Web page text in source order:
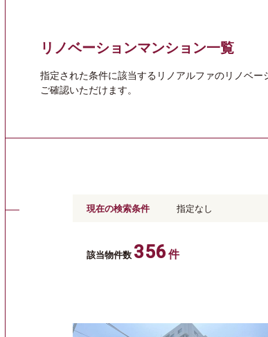
リノベーションマンション一覧
指定された条件に該当するリノアルファのリノベ
ご確認いただけます。
現在の検索条件 指定なし
該当物件数 356 件